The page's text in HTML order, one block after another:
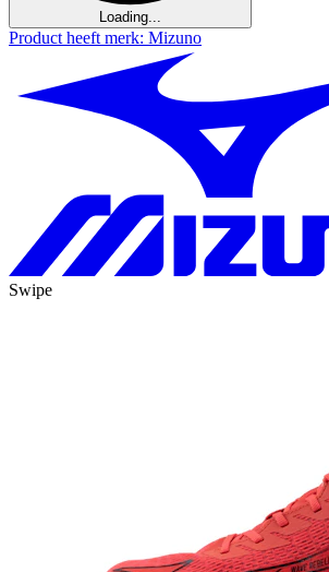
Loading...
Product heeft merk: Mizuno
Swipe